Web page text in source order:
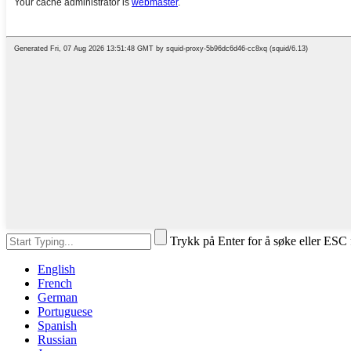
Trykk på Enter for å søke eller
English
French
German
Portuguese
Spanish
Russian